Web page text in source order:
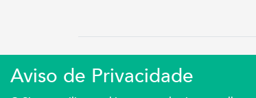
Aviso de Privacidade
Simers © 2023 | Rua
Sindicato Médico Do Rio